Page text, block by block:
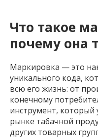
Что такое
почему она
Маркировка — это
уникального кода,
всю его жизнь: от
конечному
инструмент, который
рынке табачной
других товарных